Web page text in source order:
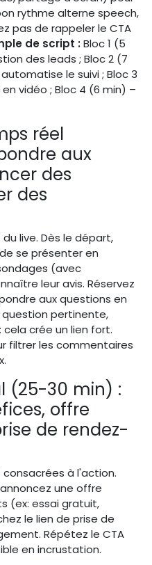
rythme alterne speech,
pas de rappeler le CTA
de script :Bloc 1 (5
des leads ; Bloc 2 (7
le suivi ; Bloc 3
vidéo ; Bloc 4 (6 min) –
réel
aux
des
des
live. Dès le départ,
se présenter en
(avec
leur avis. Réservez
aux questions en
question pertinente,
crée un lien fort.
filtrer les commentaires
(25-30 min) :
offre
de rendez-
à l'action.
une offre
(ex: essai gratuit,
le lien de prise de
Répétez le CTA
en incrustation.